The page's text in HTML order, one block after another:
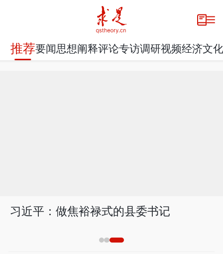
推荐要闻思想阐释评论专访调研视频经济文化
习近平：做焦裕禄式的县委书记